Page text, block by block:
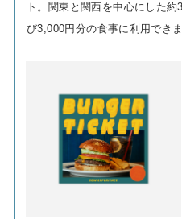
ト。関東と関西を中心にした
び3,000円分の食事に利用できま